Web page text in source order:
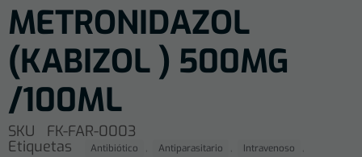
METRONIDAZOL
(KABIZOL ) 500MG
/100ML
SKU FK-FAR-0003
Etiquetas Antibiótico , Antiparasitario , Intravenoso ,